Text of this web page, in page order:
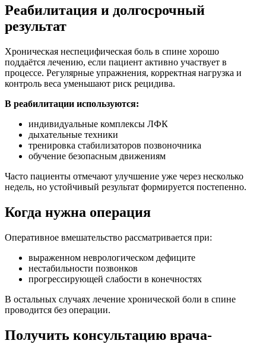
Реабилитация и долгосрочный
результат
Хроническая неспецифическая боль в спине хорошо
поддаётся лечению, если пациент активно участвует в
процессе. Регулярные упражнения, корректная нагрузка и
контроль веса уменьшают риск рецидива.
В реабилитации используются:
индивидуальные комплексы ЛФК
дыхательные техники
тренировка стабилизаторов позвоночника
обучение безопасным движениям
Часто пациенты отмечают улучшение уже через несколько
недель, но устойчивый результат формируется постепенно.
Когда нужна операция
Оперативное вмешательство рассматривается при:
выраженном неврологическом дефиците
нестабильности позвонков
прогрессирующей слабости в конечностях
В остальных случаях лечение хронической боли в спине
проводится без операции.
Получить консультацию врача-